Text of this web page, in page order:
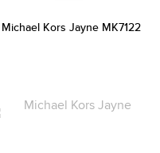
Michael Kors Jayne MK7122